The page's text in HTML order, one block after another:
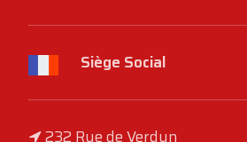
Siège Social
232 Rue de Verdun